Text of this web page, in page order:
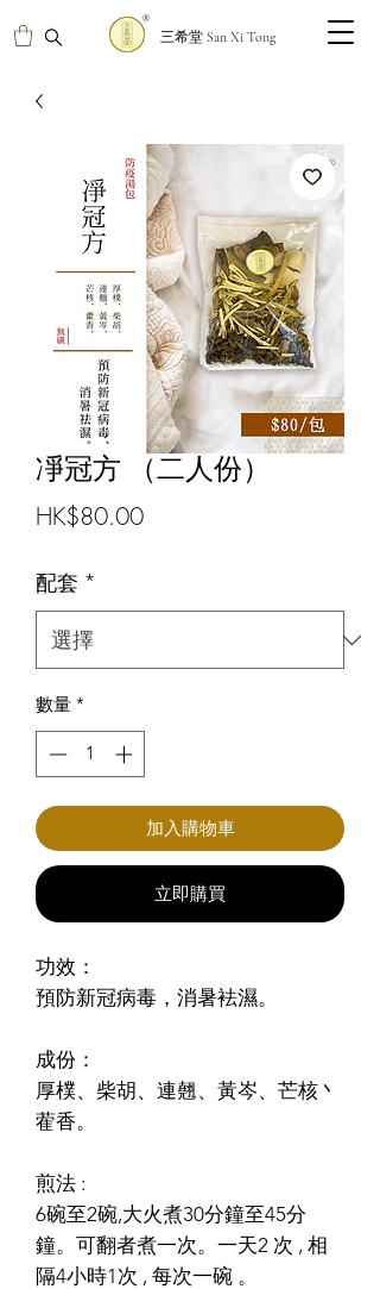
三希堂 San Xi Tong
凈冠方 （二人份）
HK$80.00價
配套 *
數量 *
加入購物車
立即購買
功效：
預防新冠病毒，消暑袪濕。
成份：
厚樸、柴胡、連翹、黃岑、芒核丶
蒮香。
煎法 :
6碗至2碗,大火煮30分鐘至45分
鐘。可翻者煮一次。一天2 次 , 相
隔4小時1次 , 每次一碗 。